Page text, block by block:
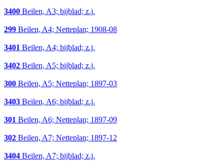
3400 Beilen, A3; bijblad; z.j.
299 Beilen, A4; Netteplan; 1908-08
3401 Beilen, A4; bijblad; z.j.
3402 Beilen, A5; bijblad; z.j.
300 Beilen, A5; Netteplan; 1897-03
3403 Beilen, A6; bijblad; z.j.
301 Beilen, A6; Netteplan; 1897-09
302 Beilen, A7; Netteplan; 1897-12
3404 Beilen, A7; bijblad; z.j.